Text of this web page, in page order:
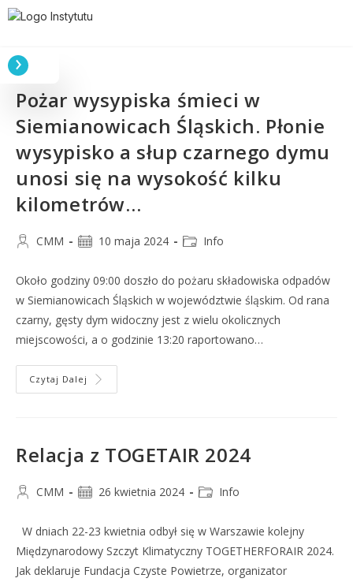
Pożar wysypiska śmieci w
Siemianowicach Śląskich. Płonie
wysypisko a słup czarnego dymu
unosi się na wysokość kilku
kilometrów…
CMM 10 maja 2024 Info
Około godziny 09:00 doszło do pożaru składowiska odpadów
w Siemianowicach Śląskich w województwie śląskim. Od rana
czarny, gęsty dym widoczny jest z wielu okolicznych
miejscowości, a o godzinie 13:20 raportowano…
Czytaj Dalej
Relacja z TOGETAIR 2024
CMM 26 kwietnia 2024 Info
W dniach 22-23 kwietnia odbył się w Warszawie kolejny
Międzynarodowy Szczyt Klimatyczny TOGETHERFORAIR 2024.
Jak deklaruje Fundacja Czyste Powietrze, organizator